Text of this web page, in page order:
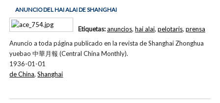
ANUNCIO DEL HAI ALAI DE SHANGHAI
Anuncio a toda página publicado en la revista de Shanghai Zhonghua
yuebao 中華月報 (Central China Monthly).
1936-01-01
Etiquetas:anuncios, hai alai, pelotaris, prensa
de China,Shanghai